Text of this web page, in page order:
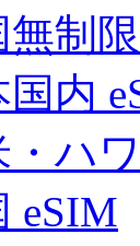
無制
国内
・ハ
eSIM